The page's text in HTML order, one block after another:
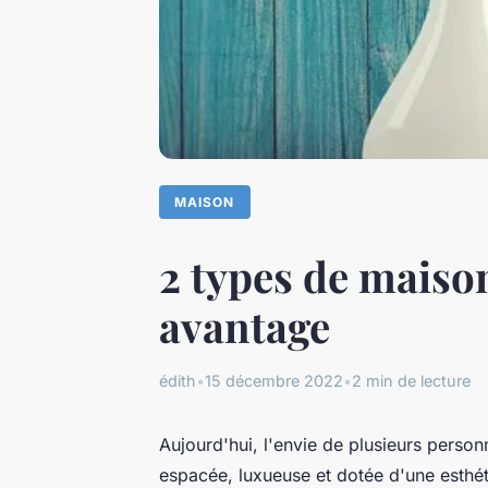
MAISON
2 types de
avantage
édith•15 décembre 2022•2 min de lecture
Aujourd'hui, l'envie de plusieurs
espacée, luxueuse et dotée d'une